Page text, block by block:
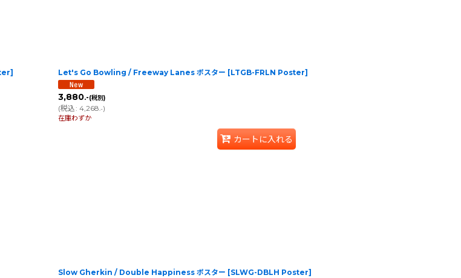
] Let's Go Bowling / Freeway Lanes ポスター [LTGB-FRLN Poster]
3,880.-(税別)
(税込: 4,268 .-)
在庫わずか
カートに入れる
Slow Gherkin / Double Happiness ポスター [SLWG-DBLH Poster]